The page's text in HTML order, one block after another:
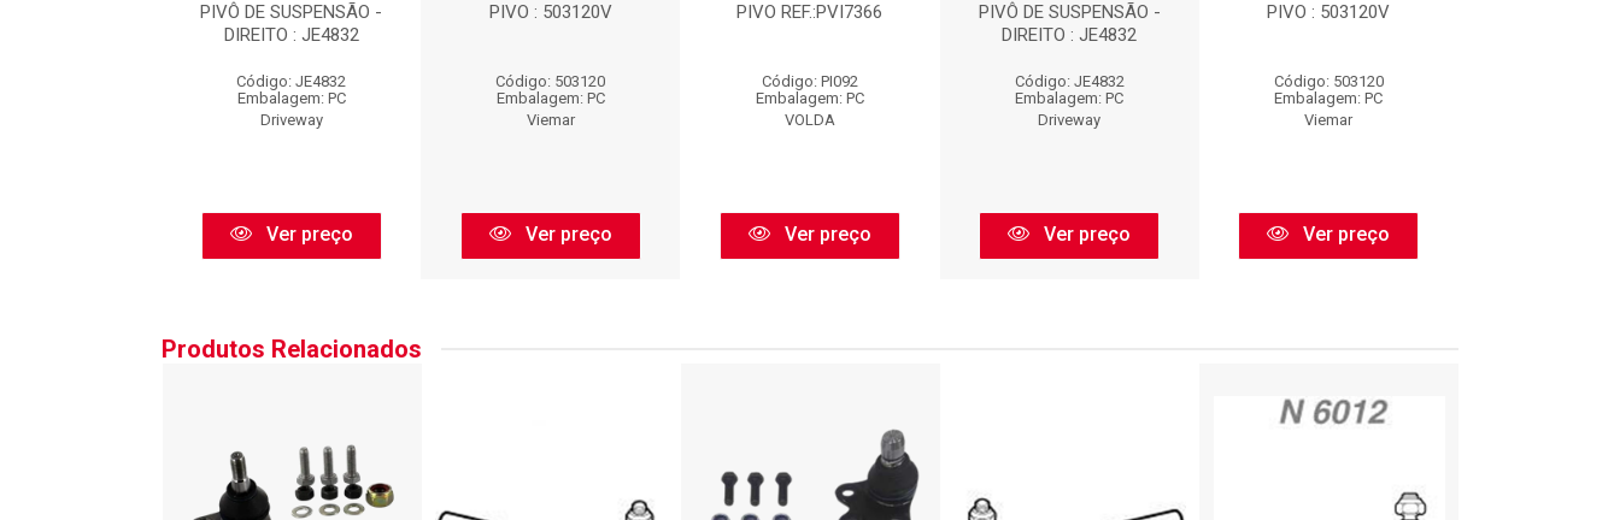
PIVÔ DE SUSPENSÃO -
DIREITO : JE4832
Código: JE4832
Embalagem: PC
Driveway
Ver preço
PIVO : 503120V
Código: 503120
Embalagem: PC
Viemar
Ver preço
PIVO REF.:PVI7366
Código: PI092
Embalagem: PC
VOLDA
Ver preço
PIVÔ DE SUSPENSÃO -
DIREITO : JE4832
Código: JE4832
Embalagem: PC
Driveway
Ver preço
PIVO : 503120V
Código: 503120
Embalagem: PC
Viemar
Ver preço
Produtos Relacionados